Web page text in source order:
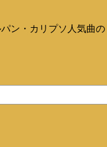
パン・カリプソ人気曲